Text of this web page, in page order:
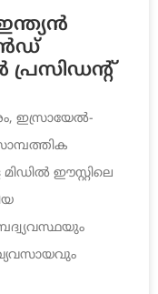
പ്രസിഡന്റ്
ഇസ്രായേല്‍-
ഈസ്റ്റിലെ